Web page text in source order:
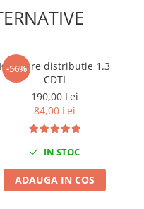
-56%
Kit fixare distributie 1.3
CDTI
190,00 Lei
84,00 Lei
IN STOC
ADAUGA IN COS